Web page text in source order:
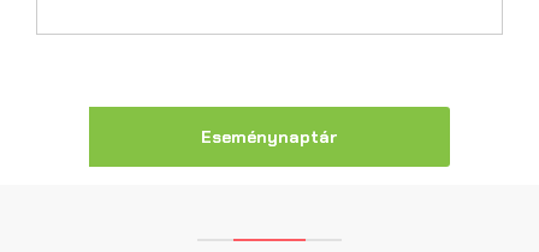
Eseménynaptár